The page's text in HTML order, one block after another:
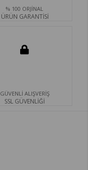
% 100 ORJİNAL
ÜRÜN GARANTİSİ
GÜVENLİ ALIŞVERİŞ
SSL GÜVENLİĞİ